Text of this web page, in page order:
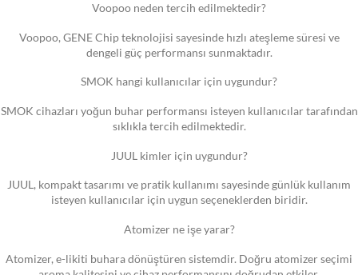
Voopoo neden tercih edilmektedir?
Voopoo, GENE Chip teknolojisi sayesinde hızlı ateşleme süresi ve
dengeli güç performansı sunmaktadır.
SMOK hangi kullanıcılar için uygundur?
SMOK cihazları yoğun buhar performansı isteyen kullanıcılar tarafından
sıklıkla tercih edilmektedir.
JUUL kimler için uygundur?
JUUL, kompakt tasarımı ve pratik kullanımı sayesinde günlük kullanım
isteyen kullanıcılar için uygun seçeneklerden biridir.
Atomizer ne işe yarar?
Atomizer, e-likiti buhara dönüştüren sistemdir. Doğru atomizer seçimi